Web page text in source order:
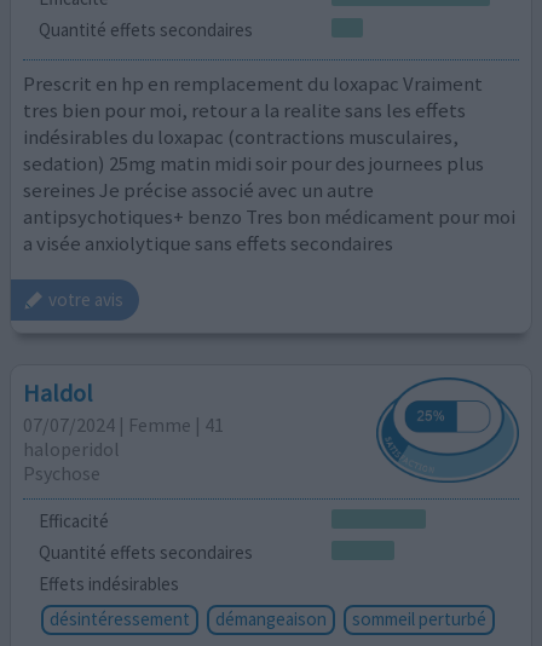
Quantité effets secondaires
Prescrit en hp en remplacement du loxapac Vraiment
tres bien pour moi, retour a la realite sans les effets
indésirables du loxapac (contractions musculaires,
sedation) 25mg matin midi soir pour des journees plus
sereines Je précise associé avec un autre
antipsychotiques+ benzo Tres bon médicament pour moi
a visée anxiolytique sans effets secondaires
votre avis
Haldol
07/07/2024 | Femme | 41
haloperidol
Psychose
Efficacité
Quantité effets secondaires
Effets indésirables
désintéressement
démangeaison sommeil perturbé